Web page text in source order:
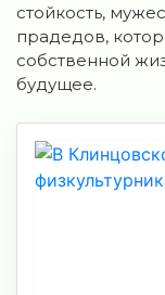
стойкость,
прадедов,
собственной
будущее.